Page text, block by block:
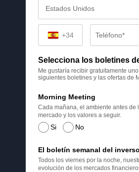
+34
Selecciona los boletines
Me gustaría recibir gratuitamente
siguientes boletines y las ofertas de
Si No
Morning Meeting
Cada mañana, el ambiente antes de
mercado y los valores a seguir.
El boletín semanal del
Todos los viernes por la noche,
evolución de los mercados